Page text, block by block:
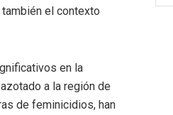
el contexto
en la
a la región de
de feminicidios, han